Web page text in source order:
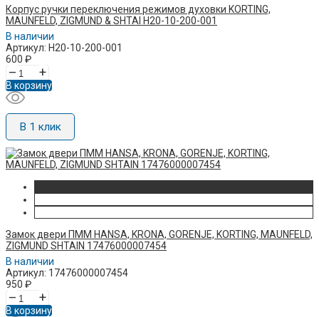
Корпус ручки переключения режимов духовки KORTING,
MAUNFELD, ZIGMUND & SHTAI H20-10-200-001
В наличии
Артикул: H20-10-200-001
600 ₽
– +
В корзину
В 1 клик
Замок двери ПММ HANSA, KRONA, GORENJE, KORTING, MAUNFELD,
ZIGMUND SHTAIN 17476000007454
В наличии
Артикул: 17476000007454
950 ₽
– +
В корзину